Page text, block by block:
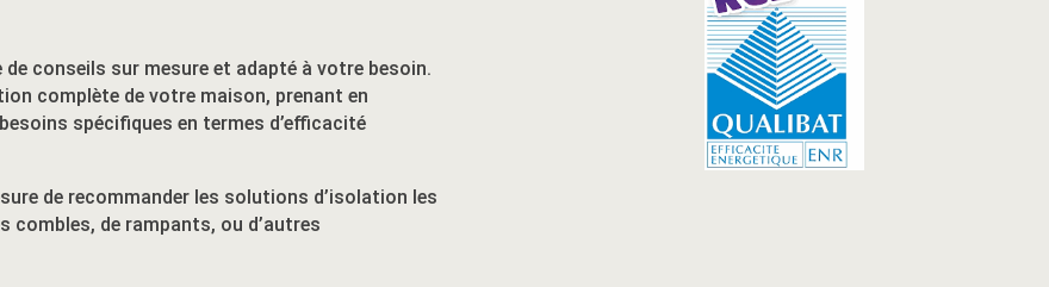
conseils sur mesure et adapté à votre besoin.
complète de votre maison, prenant en
spécifiques en termes d’efficacité
de recommander les solutions d’isolation les
combles, de rampants, ou d’autres